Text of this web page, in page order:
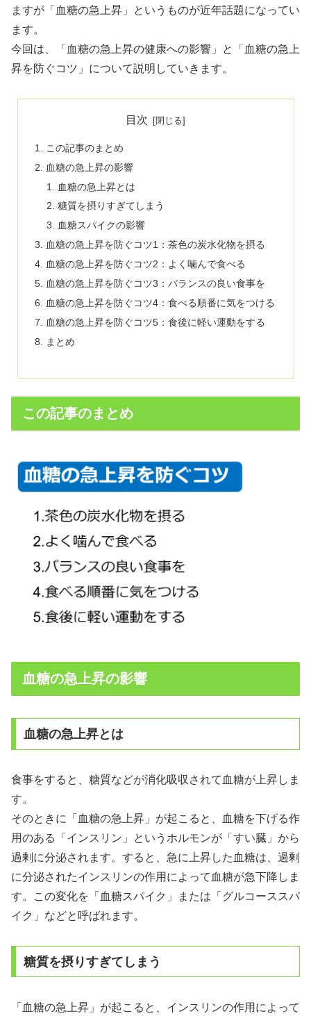
ますが「血糖の急上昇」というものが近年話題になってい
ます。
今回は、「血糖の急上昇の健康への影響」と「血糖の急上
昇を防ぐコツ」について説明していきます。
目次
この記事のまとめ
血糖の急上昇の影響
血糖の急上昇とは
糖質を摂りすぎてしまう
血糖スパイクの影響
血糖の急上昇を防ぐコツ1：茶色の炭水化物を摂る
血糖の急上昇を防ぐコツ2：よく噛んで食べる
血糖の急上昇を防ぐコツ3：バランスの良い食事を
血糖の急上昇を防ぐコツ4：食べる順番に気をつける
血糖の急上昇を防ぐコツ5：食後に軽い運動をする
まとめ
この記事のまとめ
血糖の急上昇の影響
血糖の急上昇とは
食事をすると、糖質などが消化吸収されて血糖が上昇しま
す。
そのときに「血糖の急上昇」が起こると、血糖を下げる作
用のある「インスリン」というホルモンが「すい臓」から
過剰に分泌されます。すると、急に上昇した血糖は、過剰
に分泌されたインスリンの作用によって血糖が急下降しま
す。この変化を「血糖スパイク」または「グルコーススパ
イク」などと呼ばれます。
糖質を摂りすぎてしまう
「血糖の急上昇」が起こると、インスリンの作用によって